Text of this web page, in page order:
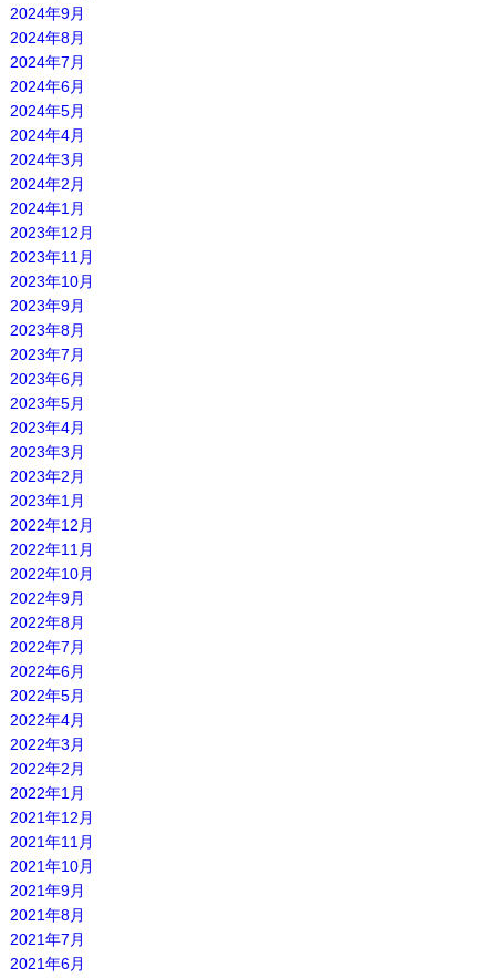
2024年9月
2024年8月
2024年7月
2024年6月
2024年5月
2024年4月
2024年3月
2024年2月
2024年1月
2023年12月
2023年11月
2023年10月
2023年9月
2023年8月
2023年7月
2023年6月
2023年5月
2023年4月
2023年3月
2023年2月
2023年1月
2022年12月
2022年11月
2022年10月
2022年9月
2022年8月
2022年7月
2022年6月
2022年5月
2022年4月
2022年3月
2022年2月
2022年1月
2021年12月
2021年11月
2021年10月
2021年9月
2021年8月
2021年7月
2021年6月